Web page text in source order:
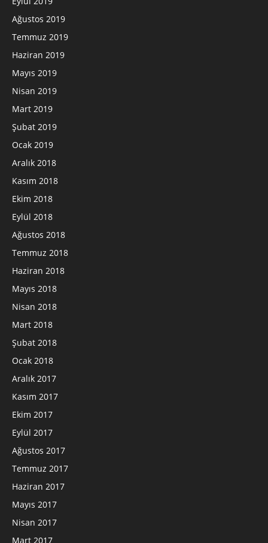
Ağustos 2019
Temmuz 2019
Haziran 2019
Mayıs 2019
Nisan 2019
Mart 2019
Şubat 2019
Ocak 2019
Aralık 2018
Kasım 2018
Ekim 2018
Eylül 2018
Ağustos 2018
Temmuz 2018
Haziran 2018
Mayıs 2018
Nisan 2018
Mart 2018
Şubat 2018
Ocak 2018
Aralık 2017
Kasım 2017
Ekim 2017
Eylül 2017
Ağustos 2017
Temmuz 2017
Haziran 2017
Mayıs 2017
Nisan 2017
Mart 2017